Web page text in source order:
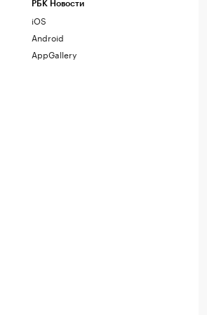
РБК Новости
iOS
Android
AppGallery